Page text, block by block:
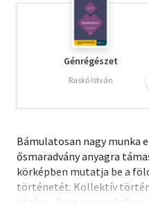
Génrégészet
Raskó István
Bámulatosan nagy munka
ősmaradvány anyagra
körképben mutatja be a
történetét. Kollektív
törően, ilyen meggyőzően,